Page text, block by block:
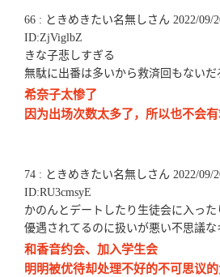
66 : ときめきたい名無しさん 2022/09/
ID:ZjViglbZ
きな子悲しすぎる
無駄に出番は多いから救済回もないだ
希奈子太惨了
因为出场次数太多了，所以也不会
74 : ときめきたい名無しさん 2022/09/
ID:RU3cmsyE
かのんとデートしたり生徒会に入った
優遇されてるのに扱いが悪い不思議
和香音约会、加入学生会
明明被优待却处理不好的不可思议